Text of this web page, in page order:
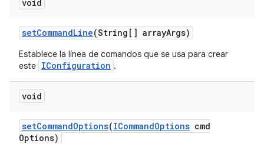
void
setCommandLine(String[] arrayArgs)
Establece la línea de comandos que se usa para crear
este IConfiguration .
void
setCommandOptions(ICommandOptions cmd
Options)